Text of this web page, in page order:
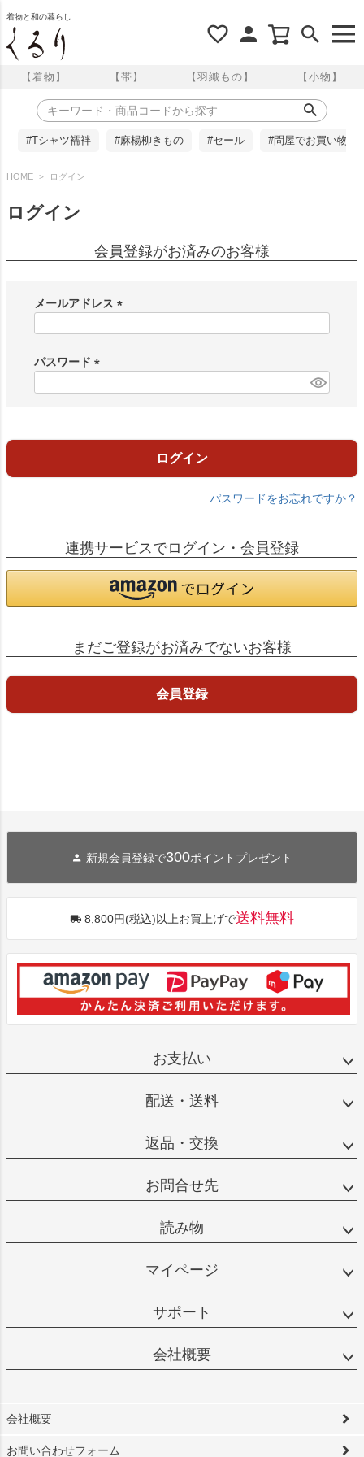
着物と和の暮らし
【着物】 【帯】 【羽織もの】 【小物】
#Tシャツ襦袢 #麻楊柳きもの #セール #問屋でお買い物
HOME ログイン
ログイン
会員登録がお済みのお客様
メールアドレス
)
パスワード
ログイン
パスワードをお忘れですか？
連携サービスでログイン・会員登録
まだご登録がお済みでないお客様
会員登録
新規会員登録で300ポイントプレゼント
8,800円(税込)以上お買上げで送料無料
お支払い
配送・送料
返品・交換
お問合せ先
読み物
マイページ
サポート
会社概要
会社概要
お問い合わせフォーム